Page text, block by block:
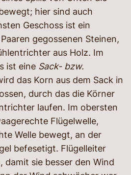
hier sind auch
Geschoss ist ein
gegossenen Steinen,
aus Holz. Im
ist eine Sack- bzw.
das Korn aus dem Sack in
durch das die Körner
laufen. Im obersten
Flügelwelle,
Welle bewegt, an der
befesetigt. Flügelleiter
damit sie besser den Wind